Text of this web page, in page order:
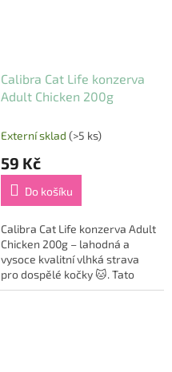
Calibra Cat Life konzerva
Adult Chicken 200g
Externí sklad (>5 ks)
59 Kč
Do košíku
Calibra Cat Life konzerva Adult
Chicken 200g – lahodná a
vysoce kvalitní vlhká strava
pro dospělé kočky 🐱. Tato
kompletní bezobilninová a